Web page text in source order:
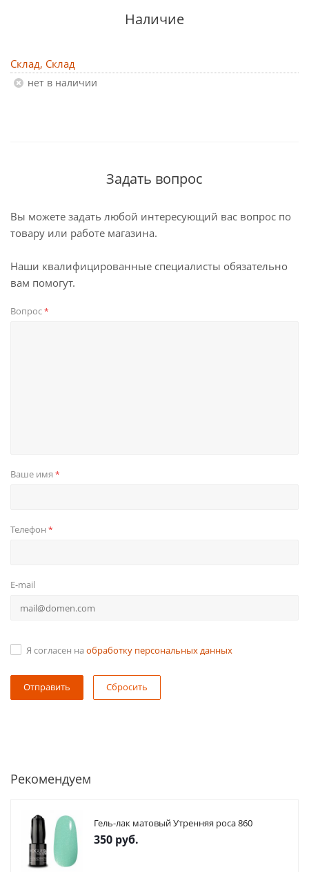
Наличие
Склад, Склад
Нет в наличии
Задать вопрос
Вы можете задать любой интересующий вас вопрос по
товару или работе магазина.
Наши квалифицированные специалисты обязательно
вам помогут.
Вопрос*
Ваше имя *
Телефон *
E-mail
Я согласен на обработку персональных данных
Сбросить
Рекомендуем
Гель-лак матовый Утренняя роса 860
350 руб.